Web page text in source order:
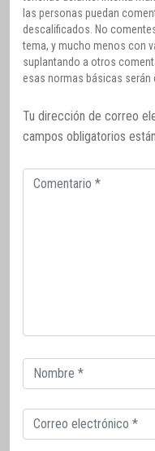
las personas puedan
descalificados. No
tema, y mucho menos con
suplantando a otros
esas normas básicas serán
Tu dirección de correo
campos obligatorios
Comentario
Correo
electrónico
Correo
electrónico